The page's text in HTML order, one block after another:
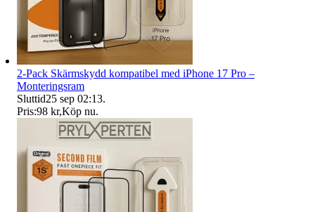
2-Pack Skärmskydd kompatibel med iPhone 17 Pro –
Monteringsram
Sluttid25 sep 02:13.
Pris:98 kr,Köp nu.